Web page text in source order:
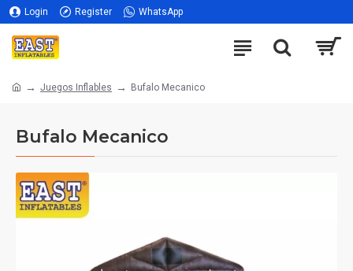
Login Register WhatsApp
Juegos Inflables Bufalo Mecanico
Bufalo Mecanico